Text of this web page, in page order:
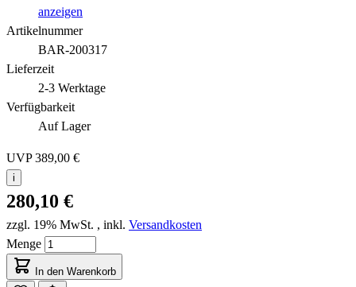
anzeigen
Artikelnummer
BAR-200317
Lieferzeit
2-3 Werktage
Verfügbarkeit
Auf Lager
UVP389,00 €
i
280,10 €
zzgl. 19% MwSt. , inkl. Versandkosten
Menge
In den Warenkorb